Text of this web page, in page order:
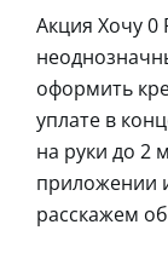
Акция Хочу 0
оформить
уплате в
на руки до 2
приложении
расскажем